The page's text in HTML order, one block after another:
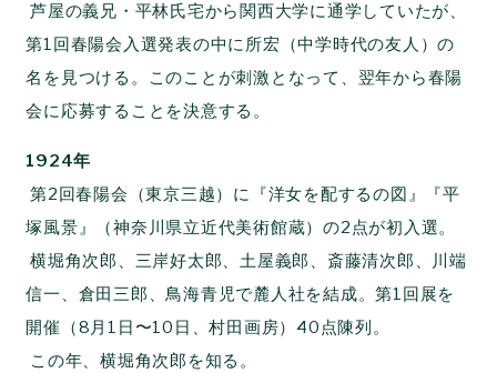
芦屋の義兄・平林氏宅から関西大学に通学していたが、
第1回春陽会入選発表の中に所宏（中学時代の友人）の
名を見つける。このことが刺激となって、翌年から春陽
会に応募することを決意する。
1924年
第2回春陽会（東京三越）に『洋女を配するの図』『平
塚風景』（神奈川県立近代美術館蔵）の2点が初入選。
横堀角次郎、三岸好太郎、土屋義郎、斎藤清次郎、川端
信一、倉田三郎、鳥海青児で麓人社を結成。第1回展を
開催（8月1日〜10日、村田画房）40点陳列。
この年、横堀角次郎を知る。